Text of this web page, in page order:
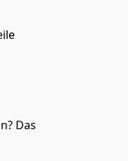
Das